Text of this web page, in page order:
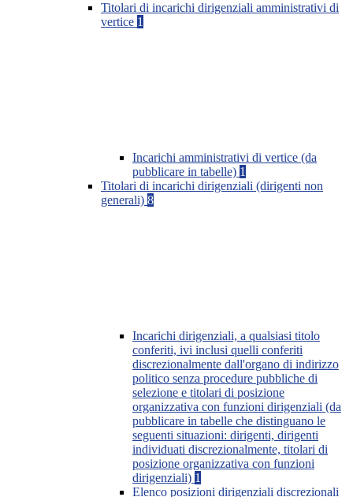
Titolari di incarichi dirigenziali amministrativi di
vertice 1
Incarichi amministrativi di vertice (da
pubblicare in tabelle) 1
Titolari di incarichi dirigenziali (dirigenti non
generali) 8
Incarichi dirigenziali, a qualsiasi titolo
conferiti, ivi inclusi quelli conferiti
discrezionalmente dall'organo di indirizzo
politico senza procedure pubbliche di
selezione e titolari di posizione
organizzativa con funzioni dirigenziali (da
pubblicare in tabelle che distinguano le
seguenti situazioni: dirigenti, dirigenti
individuati discrezionalmente, titolari di
posizione organizzativa con funzioni
dirigenziali) 1
Elenco posizioni dirigenziali discrezionali